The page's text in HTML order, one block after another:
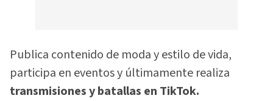
Publica contenido de moda y estilo de vida,
participa en eventos y últimamente realiza
transmisiones y batallas en TikTok.